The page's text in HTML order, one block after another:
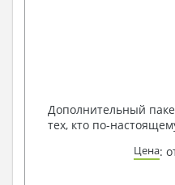
Дополнительный
тех, кто по-
Цена: